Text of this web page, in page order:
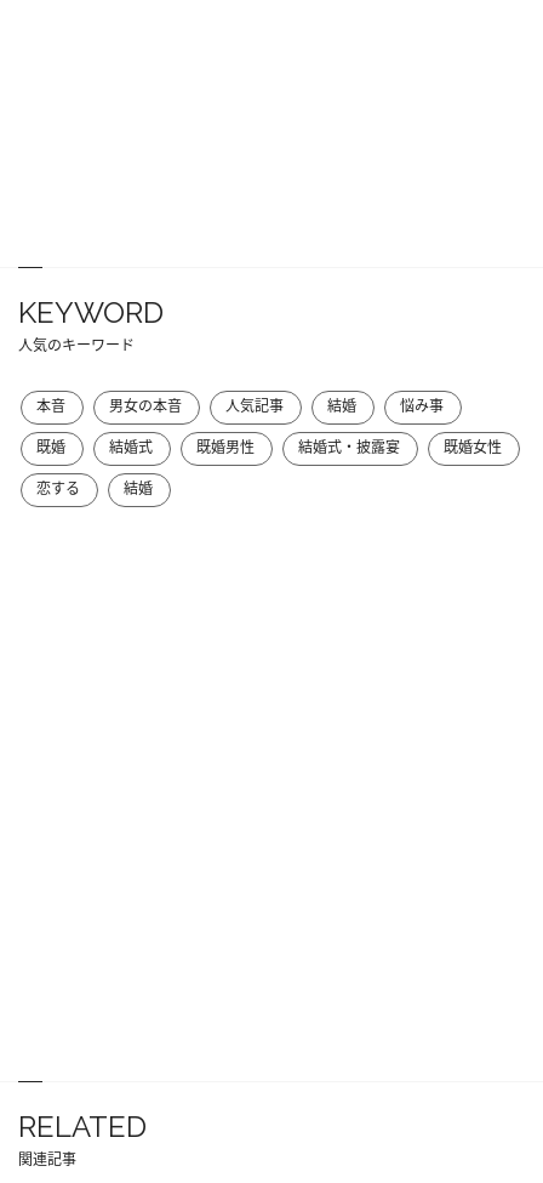
KEYWORD
人気のキーワード
本音 男女の本音 人気記事 結婚
悩み事
既婚
結婚式 既婚男性 結婚式・披露宴
既婚女性
恋する
結婚
RELATED
関連記事